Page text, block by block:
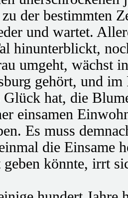
der bestimmten
und wartet.
hinunterblickt,
umgeht, wächst
gehört, und im
Glück hat, die
einsamen
Es muss
die Einsame
könnte, irrt